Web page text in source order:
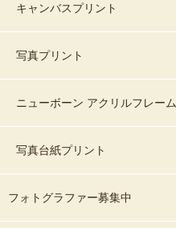
キャンバスプリント
写真プリント
ニューボーン アクリルフレーム
写真台紙プリント
フォトグラファー募集中